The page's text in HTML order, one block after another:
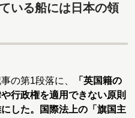
いる船には日本の領
の第1段落に、
「英国籍の
行政権を適用できない原則
した。国際法上の「旗国主